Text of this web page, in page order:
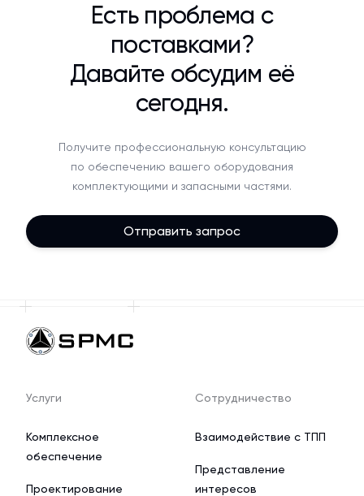
Есть проблема с
поставками?
Давайте обсудим её
сегодня.
Получите профессиональную консультацию
по обеспечению вашего оборудования
комплектующими и запасными частями.
Отправить запрос
Услуги
Комплексное
обеспечение
Проектирование
Сотрудничество
Взаимодействие с ТПП
Представление
интересов